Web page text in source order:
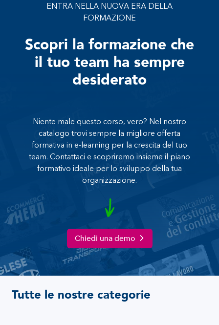
ENTRA NELLA NUOVA ERA DELLA
FORMAZIONE
Scopri la formazione che
il tuo team ha sempre
desiderato
Niente male questo corso, vero? Nel nostro
catalogo trovi sempre la migliore offerta
formativa in e-learning per la crescita del tuo
team. Contattaci e scopriremo insieme il piano
formativo ideale per lo sviluppo della tua
organizzazione.
Chiedi una demo
Tutte le nostre categorie